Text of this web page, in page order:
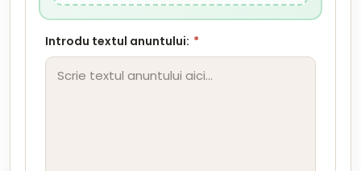
Introdu textul anuntului: *